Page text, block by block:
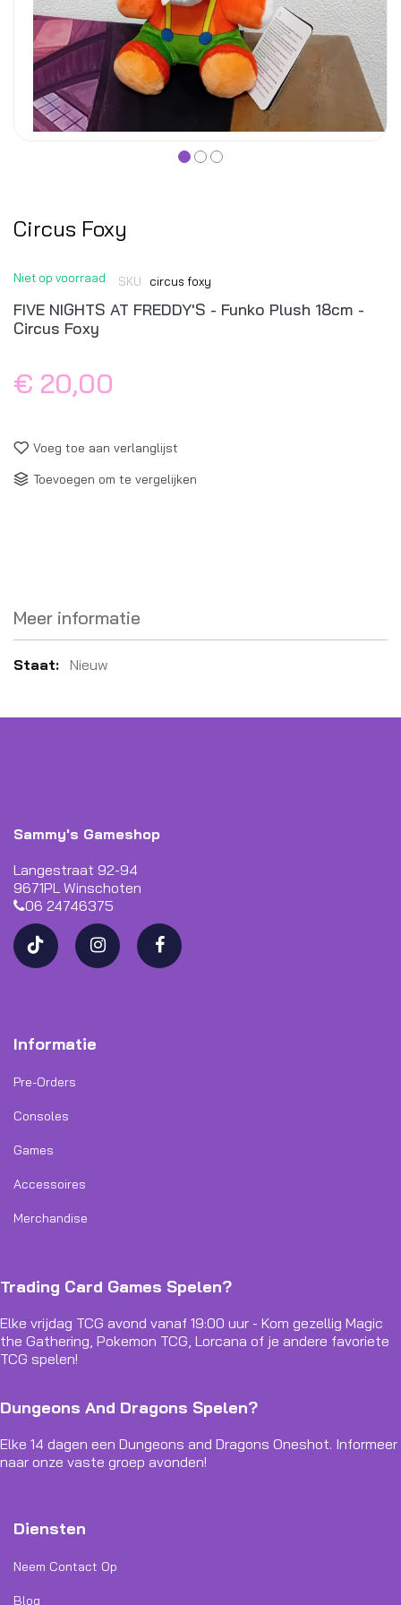
Circus Foxy
Niet op voorraad SKU circus foxy
FIVE NIGHTS AT FREDDY'S - Funko Plush 18cm -
Circus Foxy
€ 20,00
Voeg toe aan verlanglijst
Toevoegen om te vergelijken
Meer informatie
Meer
Nieuw
Sammy's Gameshop
Langestraat 92-94
9671PL Winschoten
06 24746375
Informatie
Pre-Orders
Consoles
Games
Accessoires
Merchandise
Trading Card Games Spelen?
Elke vrijdag TCG avond vanaf 19:00 uur - Kom gezellig Magic
the Gathering, Pokemon TCG, Lorcana of je andere favoriete
TCG spelen!
Dungeons And Dragons Spelen?
Elke 14 dagen een Dungeons and Dragons Oneshot. Informeer
naar onze vaste groep avonden!
Diensten
Neem Contact Op
Blog